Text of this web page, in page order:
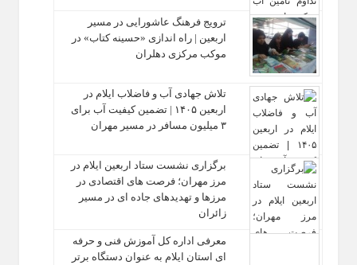
ترویج فرهنگ عاشورایی در مسیر
اربعین | راه‌ اندازی «حسینه کتاب» در
موکب مرکزی دهلران
تلاش جهادی آب و فاضلاب ایلام در
اربعین ۱۴۰۵ | تضمین کیفیت آب برای
۳ میلیون مسافر در مسیر مهران
برگزاری نشست ستاد اربعین ایلام در
مرز مهران؛ فرصت‌ های اقتصادی در
مرزها و تهدیدهای جاده‌ ای در مسیر
زائران
معرفی اداره کل آموزش فنی و حرفه‌
ای استان ایلام به‌ عنوان دستگاه برتر